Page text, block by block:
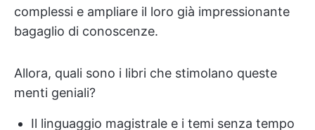
complessi e ampliare il loro già impressionante
bagaglio di conoscenze.
Allora, quali sono i libri che stimolano queste
menti geniali?
Il linguaggio magistrale e i temi senza tempo